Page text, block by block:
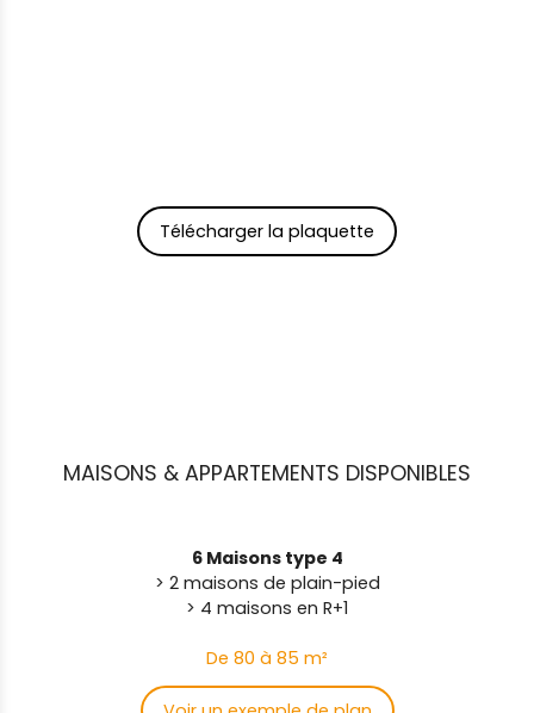
Télécharger la plaquette
MAISONS & APPARTEMENTS DISPONIBLES
6 Maisons type 4
> 2 maisons de plain-pied
> 4 maisons en R+1
De 80 à 85 m²